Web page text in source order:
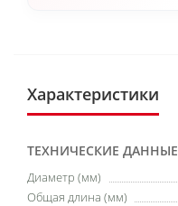
Характеристики
ТЕХНИЧЕСКИЕ ДАННЫЕ
Диаметр (мм)
Общая длина (мм)